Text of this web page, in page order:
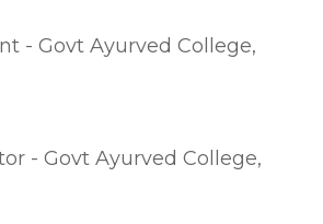
- Govt Ayurved College,
- Govt Ayurved College,